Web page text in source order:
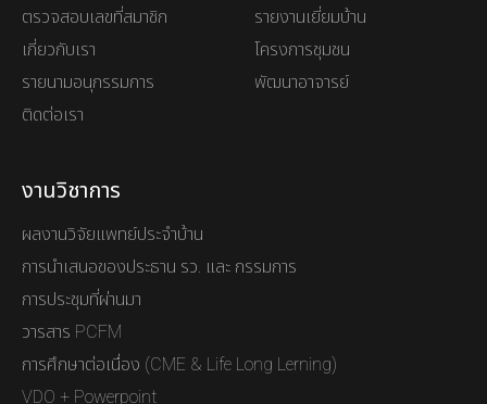
ตรวจสอบเลขที่สมาชิก
เกี่ยวกับเรา
รายนามอนุกรรมการ
ติดต่อเรา
งานวิชาการ
ผลงานวิจัยแพทย์ประจำบ้าน
การนำเสนอของประธาน รว. และ กรรมการ
การประชุมที่ผ่านมา
วารสาร PCFM
การศึกษาต่อเนื่อง (CME & Life Long Lerning)
VDO + Powerpoint
รายงานเยี่ยมบ้าน
โครงการชุมชน
พัฒนาอาจารย์